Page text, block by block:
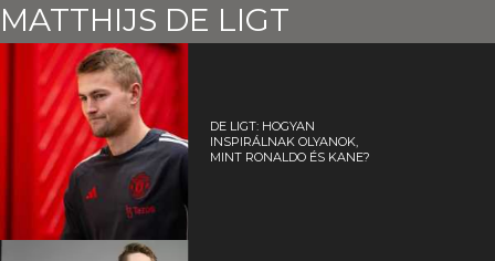
MATTHIJS DE LIGT
DE LIGT: HOGYAN
INSPIRÁLNAK OLYANOK,
MINT RONALDO ÉS KANE?